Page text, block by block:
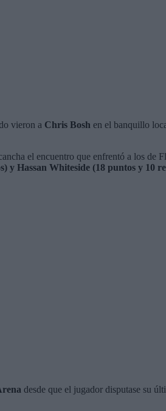
vieron a Chris Bosh en el banquillo
el encuentro que enfrentó a los
y Hassan Whiteside (18 puntos y 10
desde que el jugador disputase su